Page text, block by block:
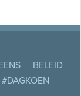
BELEID
#DAGKOEN